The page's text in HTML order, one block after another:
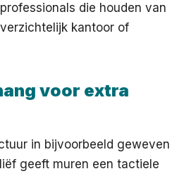
die houden van
kantoor of
voor extra
in bijvoorbeeld geweven
geeft muren een tactiele